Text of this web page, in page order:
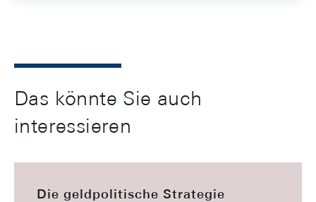
Das könnte Sie auch
interessieren
Die geldpolitische Strategie